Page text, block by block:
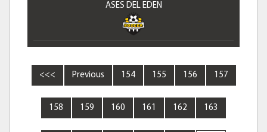
ASES DEL EDEN
<<< Previous 154 155 156 157
158 159 160 161 162 163